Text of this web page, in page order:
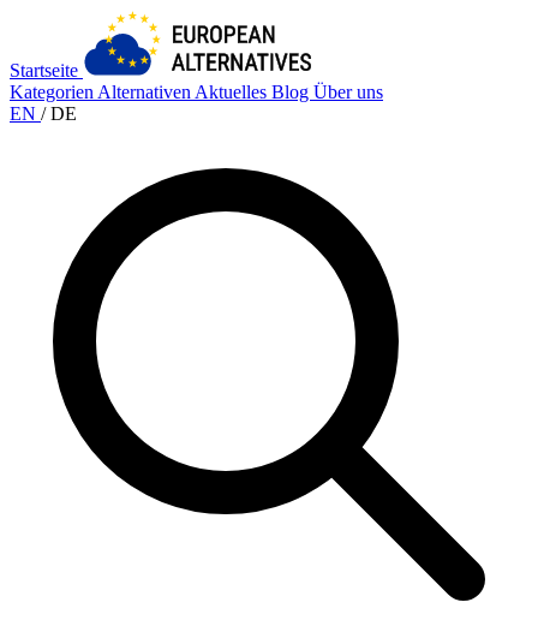
Startseite
Kategorien Alternativen Aktuelles Blog Über uns
EN / DE